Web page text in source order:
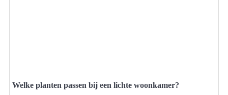
Welke planten passen bij een lichte woonkamer?